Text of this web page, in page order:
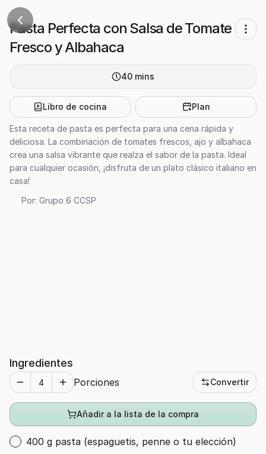
Pasta Perfecta con Salsa de Tomate
Fresco y Albahaca
40 mins
Libro de cocina Plan
Esta receta de pasta es perfecta para una cena rápida y
deliciosa. La combinación de tomates frescos, ajo y albahaca
crea una salsa vibrante que realza el sabor de la pasta. Ideal
para cualquier ocasión, ¡disfruta de un plato clásico italiano en
casa!
Por: Grupo 6 CCSP
Ingredientes
Porciones Convertir
Añadir a la lista de la compra
400 g pasta (espaguetis, penne o tu elección)